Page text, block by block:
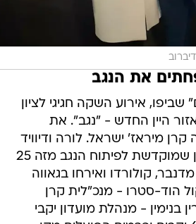
את הנגב
אירוע השקה חגיגי לציון
היין החדש - "נגב". את
קרן מיראז' ישראל. לורה ודיוויד
מיראז' - אנשי הקרן שמוקדשת לפיתוח הנגב מזה 25
קולורדו ואירחו בגאווה
הוד-סטרו - מנכ"לית קרן
בנימין - מנהלת מועדון יקבי